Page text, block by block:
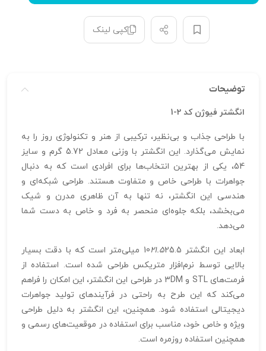
کپی لینک
توضیحات
انگشتر فیوژن کد 2-1
با طراحی جذاب و بی‌نظیر، ترکیبی از هنر و تکنولوژی روز را به
نمایش می‌گذارد. این انگشتر با وزنی معادل 5.72 گرم و سایز
54، یکی از بهترین انتخاب‌ها برای افرادی است که به دنبال
جواهرات با طراحی خاص و متفاوت هستند. طراحی شبکه‌ای و
هندسی این انگشتر، نه تنها به آن ظاهری مدرن و شیک
می‌بخشد، بلکه جلوه‌ای منحصر به فرد و خاص به دست شما
می‌دهد.
ابعاد این انگشتر 10 21.5
25.5 میلی‌متر است که با دقت بسیار
بالایی توسط نرم‌افزار متریکس طراحی شده است. استفاده از
فرمت‌های STL و 3DM در طراحی این انگشتر، این امکان را فراهم
می‌کند که این طرح به راحتی در فرآیندهای تولید جواهرات
دیجیتالی استفاده شود. همچنین، این انگشتر به دلیل طراحی
ویژه و خاص خود، مناسب برای استفاده در موقعیت‌های رسمی و
همچنین استفاده روزمره است.